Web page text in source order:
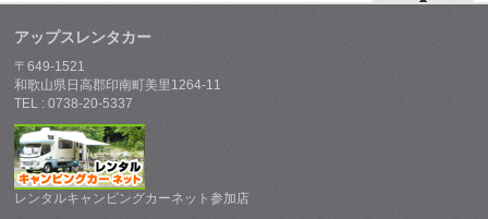
アップスレンタカー
〒649-1521
和歌山県日高郡印南町美里1264-11
TEL : 0738-20-5337
レンタルキャンピングカーネット参加店